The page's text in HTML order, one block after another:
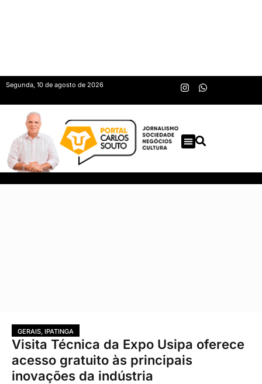
Segunda, 10 de agosto de 2026
GERAIS, IPATINGA
Visita Técnica da Expo Usipa oferece
acesso gratuito às principais
inovações da indústria